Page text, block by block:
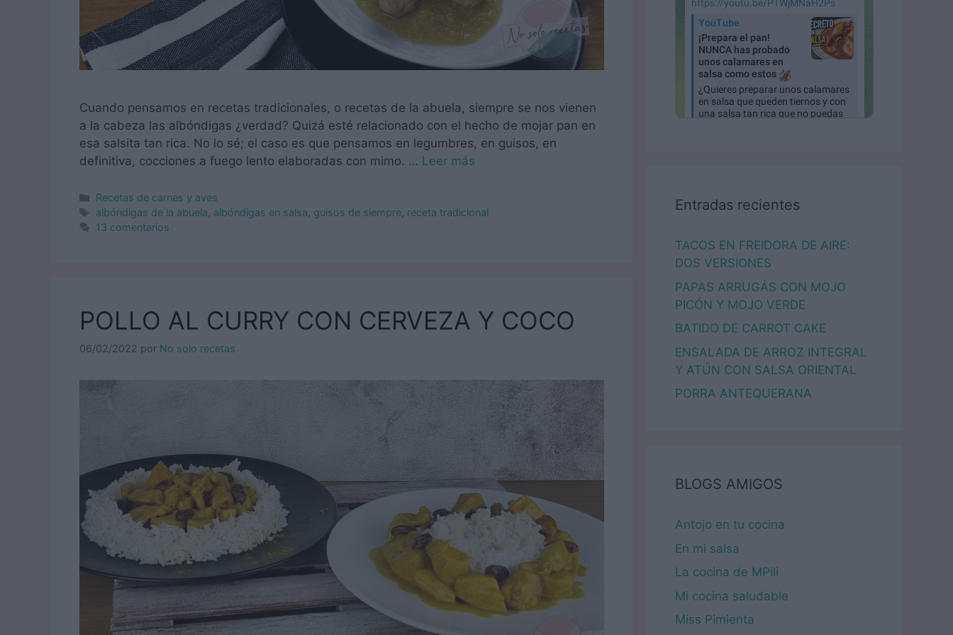
Cuando pensamos en recetas tradicionales, o recetas de la abuela, siempre se nos vienen
a la cabeza las albóndigas ¿verdad? Quizá esté relacionado con el hecho de mojar pan en
esa salsita tan rica. No lo sé; el caso es que pensamos en legumbres, en guisos, en
definitiva, cocciones a fuego lento elaboradas con mimo. … Leer más
Categorías
Recetas de carnes y aves
Etiquetas
albóndigas de la abuela albóndigas en salsa guisos de siempre receta tradicional
13 comentarios
POLLO AL CURRY CON CERVEZA Y COCO
06/02/2022 por No solo recetas
Entradas recientes
TACOS EN FREIDORA DE AIRE:
DOS VERSIONES
PAPAS ARRUGÁS CON MOJO
PICÓN Y MOJO VERDE
BATIDO DE CARROT CAKE
ENSALADA DE ARROZ INTEGRAL
Y ATÚN CON SALSA ORIENTAL
PORRA ANTEQUERANA
BLOGS AMIGOS
Antojo en tu cocina
En mi salsa
La cocina de MPili
Mi cocina saludable
Miss Pimienta